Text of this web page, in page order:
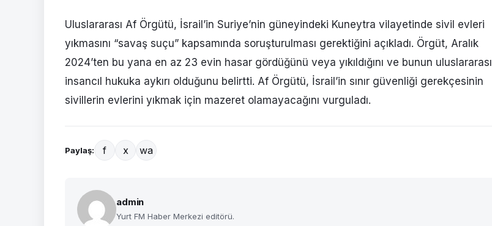
Uluslararası Af Örgütü, İsrail’in Suriye’nin güneyindeki Kuneytra vilayetinde sivil evleri
yıkmasını “savaş suçu” kapsamında soruşturulması gerektiğini açıkladı. Örgüt, Aralık
2024’ten bu yana en az 23 evin hasar gördüğünü veya yıkıldığını ve bunun uluslararası
insancıl hukuka aykırı olduğunu belirtti. Af Örgütü, İsrail’in sınır güvenliği gerekçesinin
sivillerin evlerini yıkmak için mazeret olamayacağını vurguladı.
Paylaş: f x wa
admin
Yurt FM Haber Merkezi editörü.